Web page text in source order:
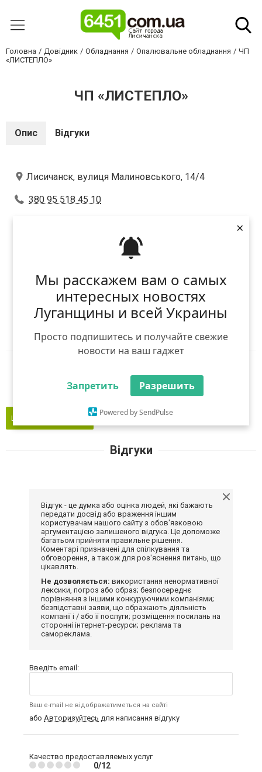
Мы расскажем вам о самых
интересных новостях
Луганщины и всей Украины
Просто подпишитесь и получайте свежие
новости на ваш гаджет
Запретить Разрешить
Powered by SendPulse
×
Головна Довідник Обладнання Опалювальне обладнання
ЧП
«ЛИСТЕПЛО»
ЧП «ЛИСТЕПЛО»
Опис Відгуки
Лисичанск, вулиця Малиновського, 14/4
380 95 518 45 10
Ніхто ще не рекомендував
щоб оцінити і порекомендувати
Це моє підприємство
Відгуки
Відгук - це думка або оцінка людей, які бажають
передати досвід або враження іншим
користувачам нашого сайту з обов'язковою
аргументацією залишеного відгука. Це допоможе
багатьом прийняти правильне рішення.
Коментарі призначені для спілкування та
обговорення, а також для роз'яснення питань, що
цікавлять.
Не дозволяється: використання ненормативної
лексики, погроз або образ; безпосереднє
порівняння з іншими конкуруючими компаніями;
безпідставні заяви, що ображають діяльність
компанії і / або її послуги; розміщення посилань на
сторонні інтернет-ресурси; реклама та
самореклама.
Введіть email:
Ваш e-mail не відображатиметься на сайті
або Авторизуйтесь для написання відгуку
Качество предоставляемых услуг
0/12